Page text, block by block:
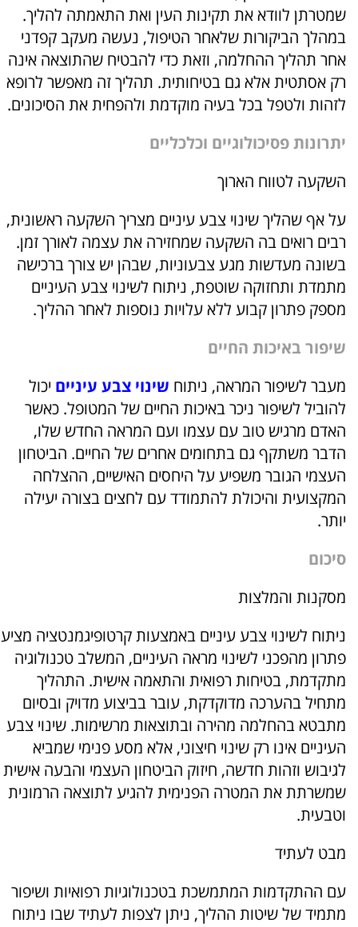
שמטרתן לוודא את תקינות העין ואת התאמתה להליך.
במהלך הביקורות שלאחר הטיפול, נעשה מעקב קפדני
אחר תהליך ההחלמה, וזאת כדי להבטיח שהתוצאה אינה
רק אסתטית אלא גם בטיחותית. תהליך זה מאפשר לרופא
לזהות ולטפל בכל בעיה מוקדמת ולהפחית את הסיכונים.
יתרונות פסיכולוגיים וכלכליים
השקעה לטווח הארוך
על אף שהליך שינוי צבע עיניים מצריך השקעה ראשונית,
רבים רואים בה השקעה שמחזירה את עצמה לאורך זמן.
בשונה מעדשות מגע צבעוניות, שבהן יש צורך ברכישה
מתמדת ותחזוקה שוטפת, ניתוח לשינוי צבע העיניים
מספק פתרון קבוע ללא עלויות נוספות לאחר ההליך.
שיפור באיכות החיים
מעבר לשיפור המראה, ניתוח שינוי צבע עיניים יכול
להוביל לשיפור ניכר באיכות החיים של המטופל. כאשר
האדם מרגיש טוב עם עצמו ועם המראה החדש שלו,
הדבר משתקף גם בתחומים אחרים של החיים. הביטחון
העצמי הגובר משפיע על היחסים האישיים, ההצלחה
המקצועית והיכולת להתמודד עם לחצים בצורה יעילה
יותר.
סיכום
מסקנות והמלצות
ניתוח לשינוי צבע עיניים באמצעות קרטופיגמנטציה מציע
פתרון מהפכני לשינוי מראה העיניים, המשלב טכנולוגיה
מתקדמת, בטיחות רפואית והתאמה אישית. התהליך
מתחיל בהערכה מדוקדקת, עובר בביצוע מדויק ובסיום
מתבטא בהחלמה מהירה ובתוצאות מרשימות. שינוי צבע
העיניים אינו רק שינוי חיצוני, אלא מסע פנימי שמביא
לגיבוש וזהות חדשה, חיזוק הביטחון העצמי והבעה אישית
שמשרתת את המטרה הפנימית להגיע לתוצאה הרמונית
וטבעית.
מבט לעתיד
עם ההתקדמות המתמשכת בטכנולוגיות רפואיות ושיפור
מתמיד של שיטות ההליך, ניתן לצפות לעתיד שבו ניתוח